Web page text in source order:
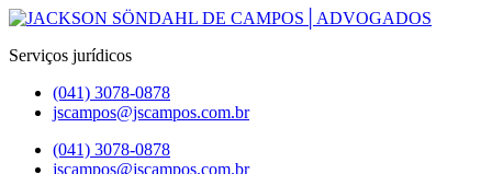
Pular
o
Serviços jurídicos
(041) 3078-0878
jscampos@jscampos.com.br
Menu
(041) 3078-0878
jscampos@jscampos.com.br